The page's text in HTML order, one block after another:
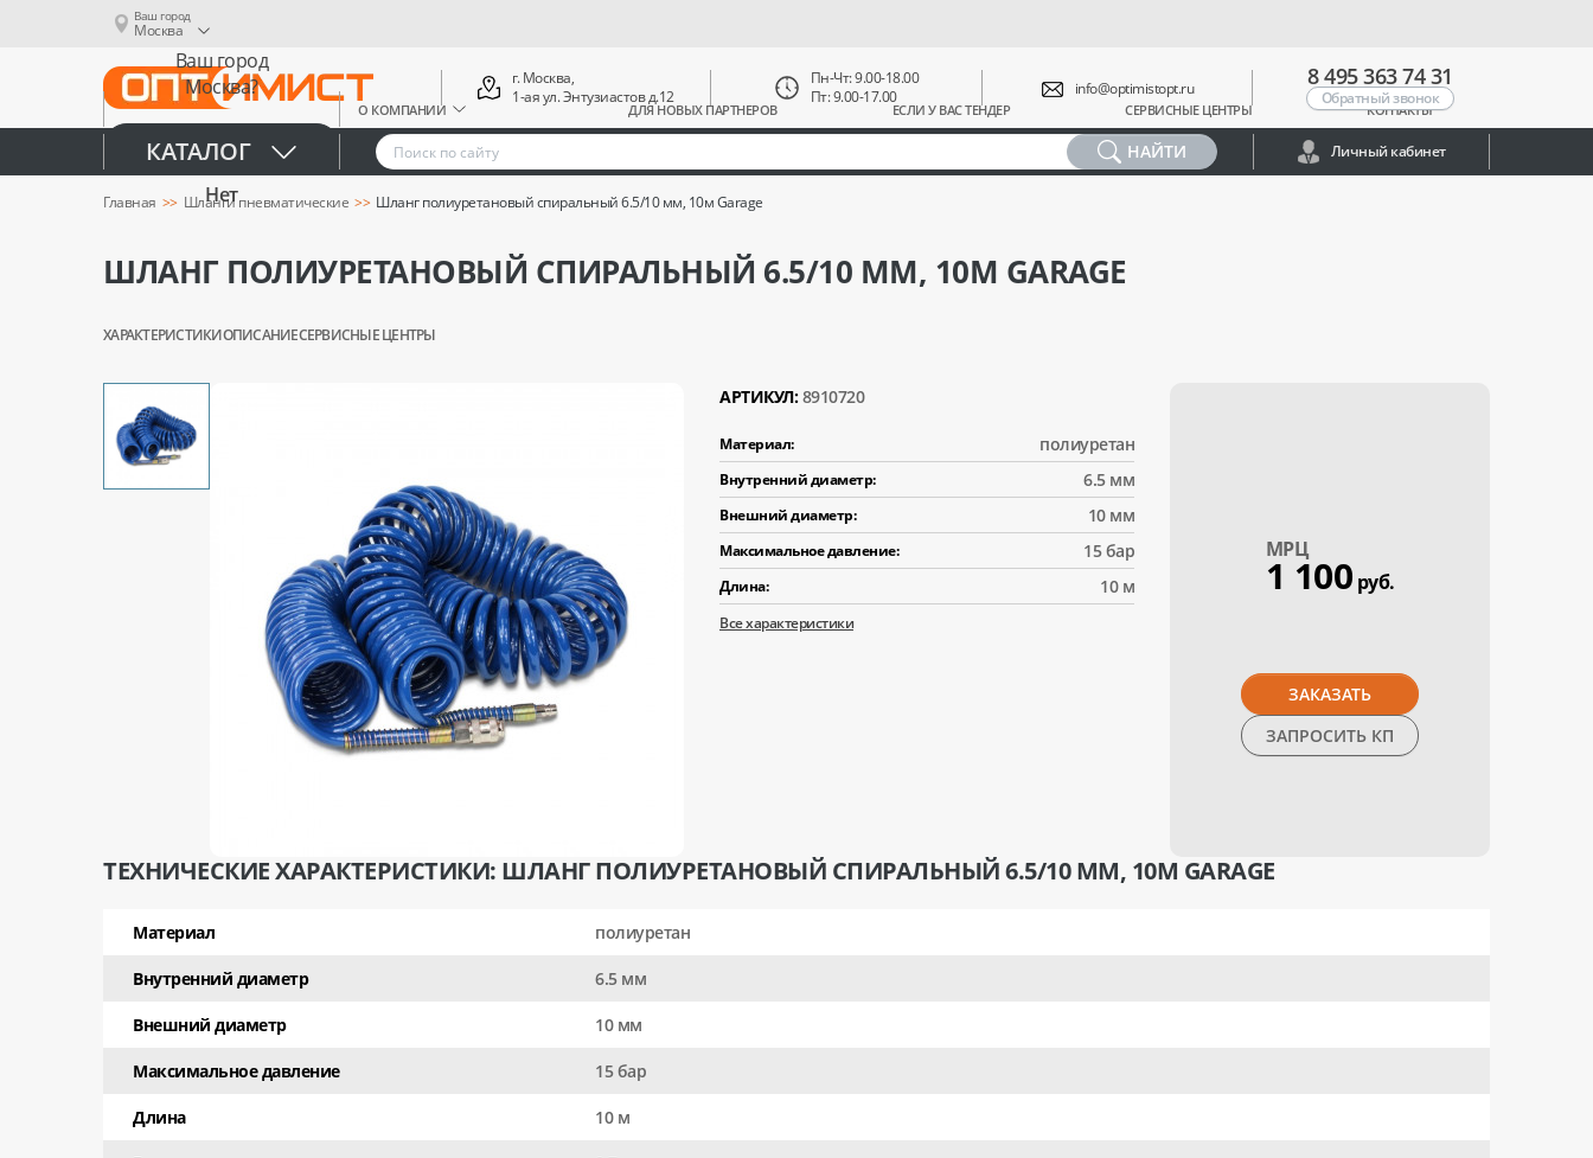
Ваш город
Москва
Ваш город
Москва?
Да
Нет
О КОМПАНИИ ДЛЯ НОВЫХ ПАРТНЕРОВ ЕСЛИ У ВАС ТЕНДЕР СЕРВИСНЫЕ ЦЕНТРЫ КОНТАКТЫ
г. Москва,
1-ая ул. Энтузиастов д.12
Пн-Чт: 9.00-18.00
Пт: 9.00-17.00
info@optimistopt.ru 8 495 363 74 31
Обратный звонок
КАТАЛОГ НАЙТИ Личный кабинет
Главная Шланги пневматические Шланг полиуретановый спиральный 6.5/10 мм, 10м Garage
ШЛАНГ ПОЛИУРЕТАНОВЫЙ СПИРАЛЬНЫЙ 6.5/10 ММ, 10М GARAGE
ХАРАКТЕРИСТИКИОПИСАНИЕСЕРВИСНЫЕ ЦЕНТРЫ
АРТИКУЛ: 8910720
Материал: полиуретан
Внутренний диаметр: 6.5 мм
Внешний диаметр: 10 мм
Максимальное давление: 15 бар
Длина: 10 м
Все характеристики
МPЦ
1 100 руб.
ЗАКАЗАТЬ
ЗАПРОСИТЬ КП
ТЕХНИЧЕСКИЕ ХАРАКТЕРИСТИКИ: ШЛАНГ ПОЛИУРЕТАНОВЫЙ СПИРАЛЬНЫЙ 6.5/10 ММ, 10М GARAGE
Материал полиуретан
Внутренний диаметр 6.5 мм
Внешний диаметр 10 мм
Максимальное давление 15 бар
Длина 10 м